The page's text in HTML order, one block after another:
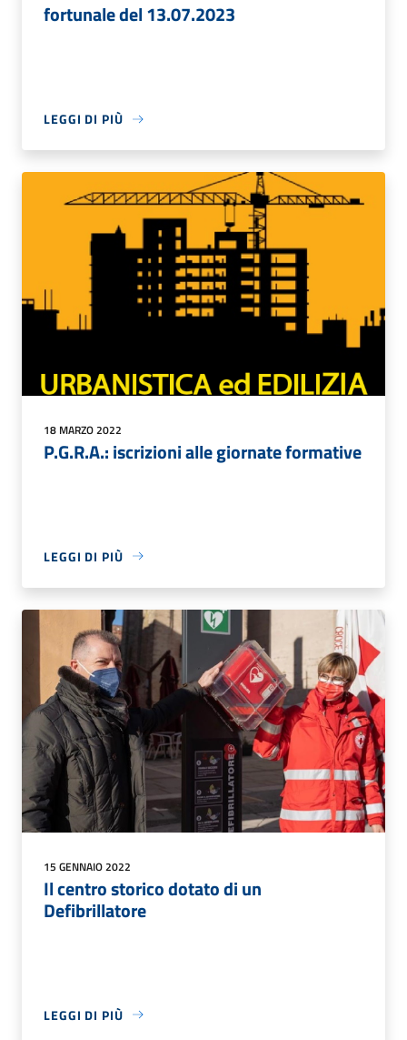
fortunale del 13.07.2023
LEGGI DI PIÙ
18 MARZO 2022
P.G.R.A.: iscrizioni alle giornate formative
LEGGI DI PIÙ
15 GENNAIO 2022
Il centro storico dotato di un
Defibrillatore
LEGGI DI PIÙ